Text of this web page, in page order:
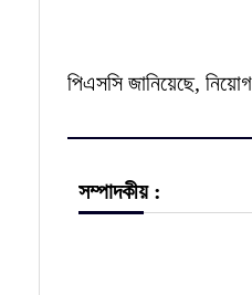
পিএসসি জানিয়েছে,
সম্পাদকীয় :